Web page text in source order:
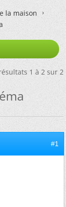
la maison
1 à 2 sur 2
#1